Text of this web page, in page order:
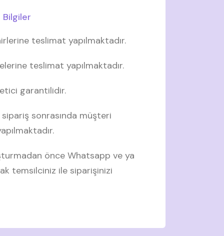
Bilgiler
teslimat yapılmaktadır.
teslimat yapılmaktadır.
garantilidir.
sonrasında müşteri
önce Whatsapp ve ya
temsilciniz ile siparişinizi